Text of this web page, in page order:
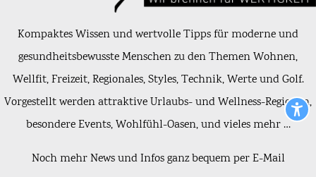
Kompaktes Wissen und wertvolle Tipps für moderne und
gesundheitsbewusste Menschen zu den Themen Wohnen,
Wellfit, Freizeit, Regionales, Styles, Technik, Werte und Golf.
Vorgestellt werden attraktive Urlaubs- und Wellness-Regionen,
besondere Events, Wohlfühl-Oasen, und vieles mehr …
Noch mehr News und Infos ganz bequem per E-Mail